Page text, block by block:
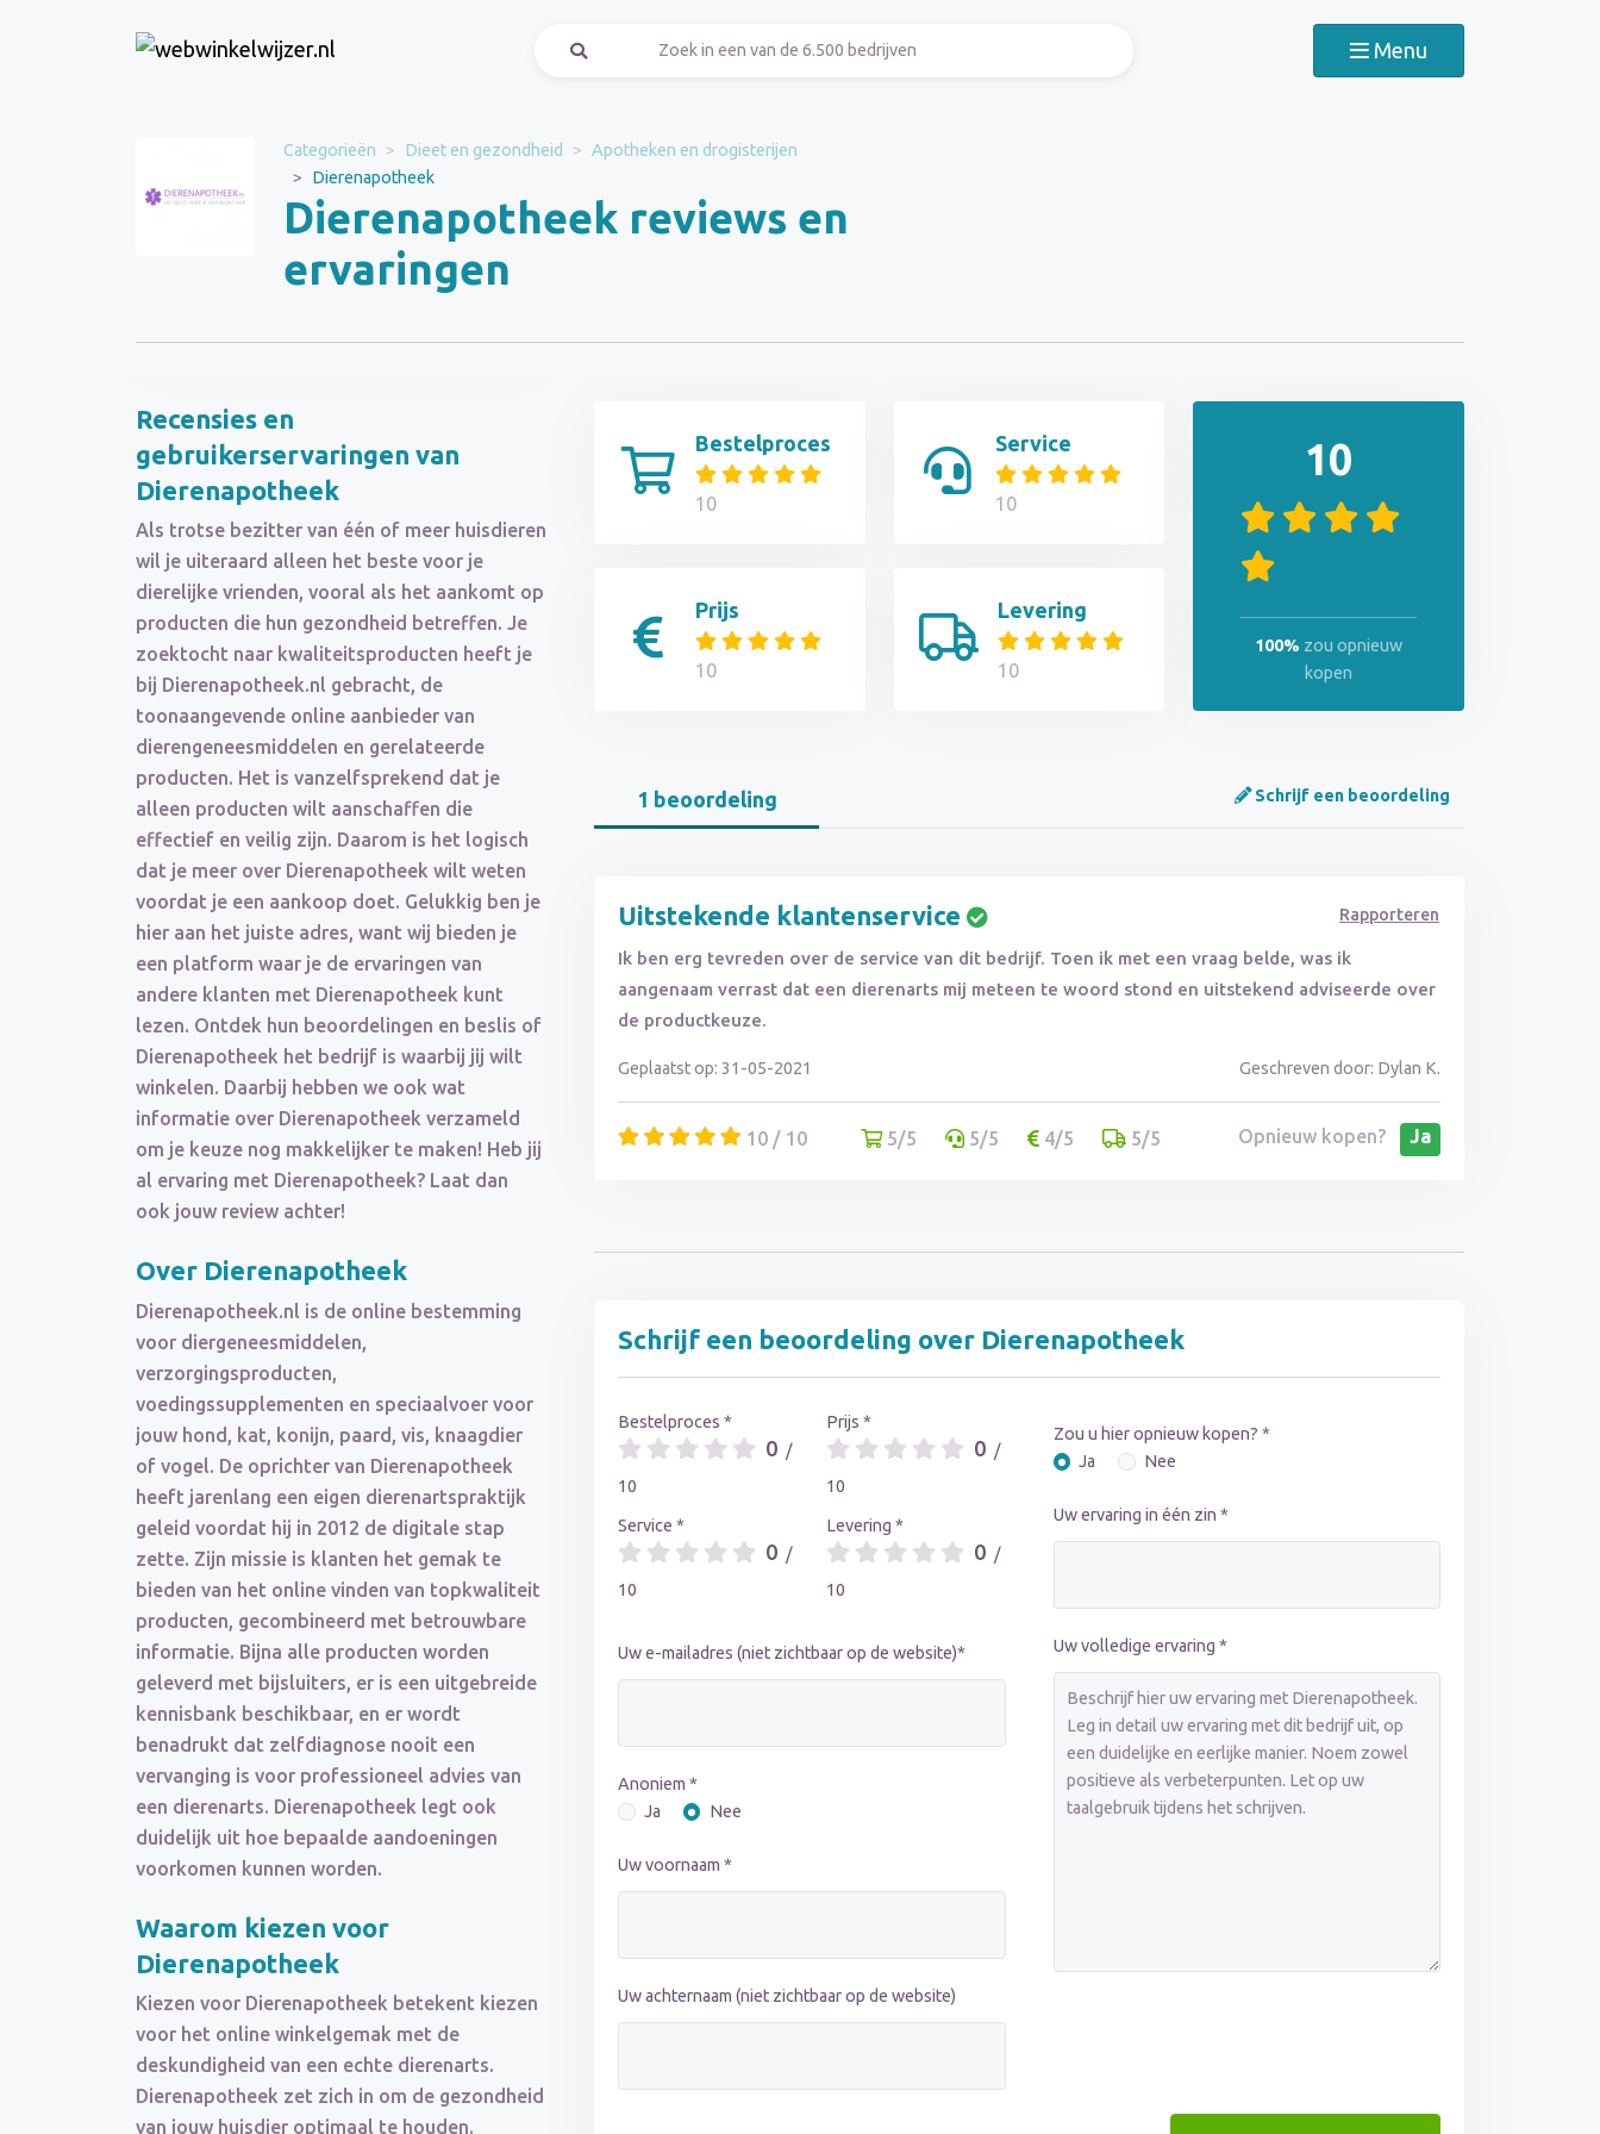
Menu
Categorieën Dieet en gezondheid
Apotheken en drogisterijen
Dierenapotheek
Dierenapotheek reviews en
ervaringen
Website
Dierenapotheek
Categorie
Dieet en gezondheid
Recensies en
gebruikerservaringen van
Dierenapotheek
Als trotse bezitter van één of meer huisdieren
wil je uiteraard alleen het beste voor je
dierelijke vrienden, vooral als het aankomt op
producten die hun gezondheid betreffen. Je
zoektocht naar kwaliteitsproducten heeft je
bij Dierenapotheek.nl gebracht, de
toonaangevende online aanbieder van
dierengeneesmiddelen en gerelateerde
producten. Het is vanzelfsprekend dat je
alleen producten wilt aanschaffen die
effectief en veilig zijn. Daarom is het logisch
dat je meer over Dierenapotheek wilt weten
voordat je een aankoop doet. Gelukkig ben je
hier aan het juiste adres, want wij bieden je
een platform waar je de ervaringen van
andere klanten met Dierenapotheek kunt
lezen. Ontdek hun beoordelingen en beslis of
Dierenapotheek het bedrijf is waarbij jij wilt
winkelen. Daarbij hebben we ook wat
informatie over Dierenapotheek verzameld
om je keuze nog makkelijker te maken! Heb jij
al ervaring met Dierenapotheek? Laat dan
ook jouw review achter!
Over Dierenapotheek
Dierenapotheek.nl is de online bestemming
voor diergeneesmiddelen,
verzorgingsproducten,
voedingssupplementen en speciaalvoer voor
jouw hond, kat, konijn, paard, vis, knaagdier
of vogel. De oprichter van Dierenapotheek
heeft jarenlang een eigen dierenartspraktijk
geleid voordat hij in 2012 de digitale stap
zette. Zijn missie is klanten het gemak te
bieden van het online vinden van topkwaliteit
producten, gecombineerd met betrouwbare
informatie. Bijna alle producten worden
geleverd met bijsluiters, er is een uitgebreide
kennisbank beschikbaar, en er wordt
benadrukt dat zelfdiagnose nooit een
vervanging is voor professioneel advies van
een dierenarts. Dierenapotheek legt ook
duidelijk uit hoe bepaalde aandoeningen
voorkomen kunnen worden.
Waarom kiezen voor
Dierenapotheek
Kiezen voor Dierenapotheek betekent kiezen
voor het online winkelgemak met de
deskundigheid van een echte dierenarts.
Dierenapotheek zet zich in om de gezondheid
van jouw huisdier optimaal te houden.
Bestelproces
10
Prijs
10
Service
10
Levering
10
10
100% zou opnieuw
kopen
1 beoordeling Schrijf een beoordeling
Uitstekende klantenservice Rapporteren
Ik ben erg tevreden over de service van dit bedrijf. Toen ik met een vraag belde, was ik
aangenaam verrast dat een dierenarts mij meteen te woord stond en uitstekend adviseerde over
de productkeuze.
Geplaatst op: 31-05-2021 Geschreven door: Dylan K.
10 / 10 5/5 5/5 4/5 5/5 Opnieuw kopen? Ja
Schrijf een beoordeling over Dierenapotheek
Bestelproces *
0 /
10
Service *
0 /
10
Prijs *
0 /
10
Levering *
0 /
10
Uw e-mailadres (niet zichtbaar op de website)*
Anoniem *
Ja
Nee
Uw voornaam *
Uw achternaam (niet zichtbaar op de website)
Zou u hier opnieuw kopen? *
Ja
Nee
Uw ervaring in één zin *
Uw volledige ervaring *